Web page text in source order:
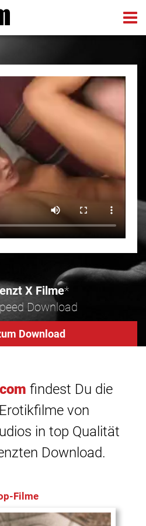
X Filme*
Download
Download
findest Du die
von
in top Qualität
Download.
Filme